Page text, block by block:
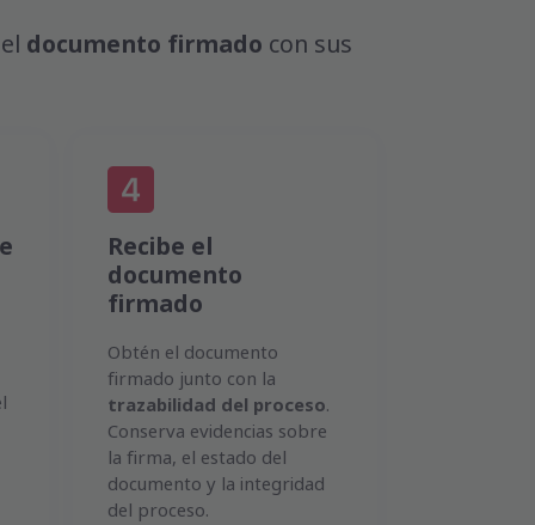
documento firmado con sus
Recibe el
documento
firmado
Obtén el documento
firmado junto con la
trazabilidad del proceso.
Conserva evidencias sobre
la firma, el estado del
documento y la integridad
del proceso.